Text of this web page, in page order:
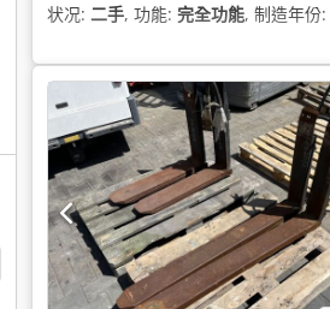
状况: 二手, 功能: 完全功能, 制造年份: